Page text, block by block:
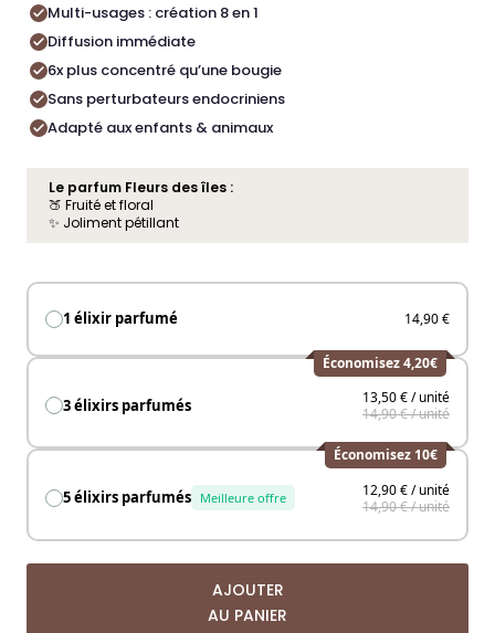
Multi-usages : création 8 en 1
Diffusion immédiate
6x plus concentré qu’une bougie
Sans perturbateurs endocriniens
Adapté aux enfants & animaux
Le parfum Fleurs des îles :
🍑 Fruité et floral
✨ Joliment pétillant
1 élixir parfumé 14,90 €
Économisez 4,20€
3 élixirs parfumés
13,50 € / unité
14,90 € / unité
Économisez 10€
5 élixirs parfumés Meilleure offre
12,90 € / unité
14,90 € / unité
AJOUTER
AU PANIER